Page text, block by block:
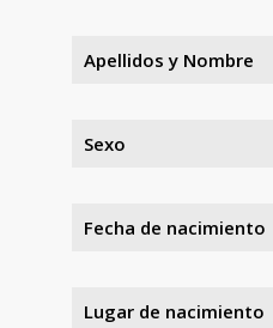
Apellidos y Nombre
Sexo
Fecha de nacimiento
Lugar de nacimiento